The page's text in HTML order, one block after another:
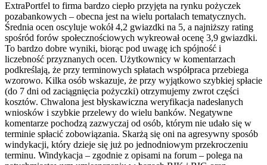
ExtraPortfel to firma bardzo ciepło przyjęta na rynku pożyczek
pozabankowych – obecna jest na wielu portalach tematycznych.
Średnia ocen oscyluje wokół 4,2 gwiazdki na 5, a najniższy rating
spośród forów społecznościowych wykreował ocenę 3,9 gwiazdki.
To bardzo dobre wyniki, biorąc pod uwagę ich spójność i
liczebność przyznanych ocen. Użytkownicy w komentarzach
podkreślają, że przy terminowych spłatach współpraca przebiega
wzorowo. Kilka osób wskazuje, że przy wyjątkowo szybkiej spłacie
(do 7 dni od zaciągnięcia pożyczki) otrzymujemy zwrot części
kosztów. Chwalona jest błyskawiczna weryfikacja nadesłanych
wniosków i szybkie przelewy do wielu banków. Negatywne
komentarze pochodzą zazwyczaj od osób, którym nie udało się w
terminie spłacić zobowiązania. Skarżą się oni na agresywny sposób
windykacji, który dzieje się już po jednodniowym przekroczeniu
terminu. Windykacja – zgodnie z opisami na forum – polega na